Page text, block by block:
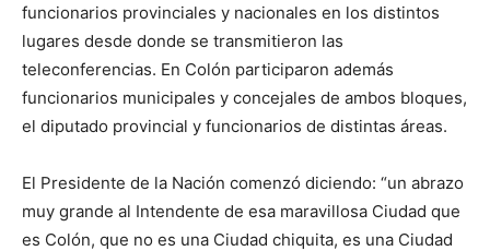
funcionarios provinciales y nacionales en los distintos
lugares desde donde se transmitieron las
teleconferencias. En Colón participaron además
funcionarios municipales y concejales de ambos bloques,
el diputado provincial y funcionarios de distintas áreas.
El Presidente de la Nación comenzó diciendo: “un abrazo
muy grande al Intendente de esa maravillosa Ciudad que
es Colón, que no es una Ciudad chiquita, es una Ciudad